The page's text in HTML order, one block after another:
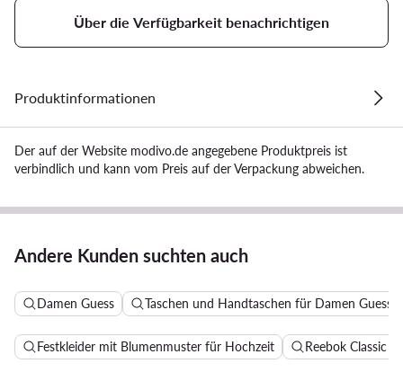
Über die Verfügbarkeit benachrichtigen
Produktinformationen
Der auf der Website modivo.de angegebene Produktpreis ist
verbindlich und kann vom Preis auf der Verpackung abweichen.
Andere Kunden suchten auch
Damen Guess Taschen und Handtaschen für Damen Guess
Festkleider mit Blumenmuster für Hochzeit Reebok Classic